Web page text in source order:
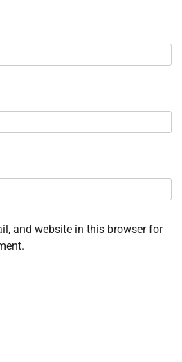
and website in this browser for